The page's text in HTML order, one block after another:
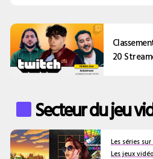
20
Secteur du jeu
Les séries
Les jeux